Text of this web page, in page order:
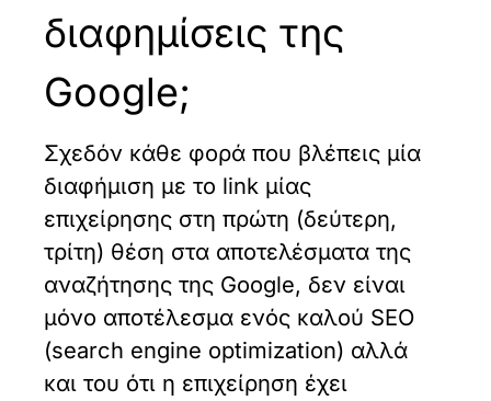
διαφημίσεις της
Google;
Σχεδόν κάθε φορά που βλέπεις μία
διαφήμιση με το link μίας
επιχείρησης στη πρώτη (δεύτερη,
τρίτη) θέση στα αποτελέσματα της
αναζήτησης της Google, δεν είναι
μόνο αποτέλεσμα ενός καλού SEO
(search engine optimization) αλλά
και του ότι η επιχείρηση έχει